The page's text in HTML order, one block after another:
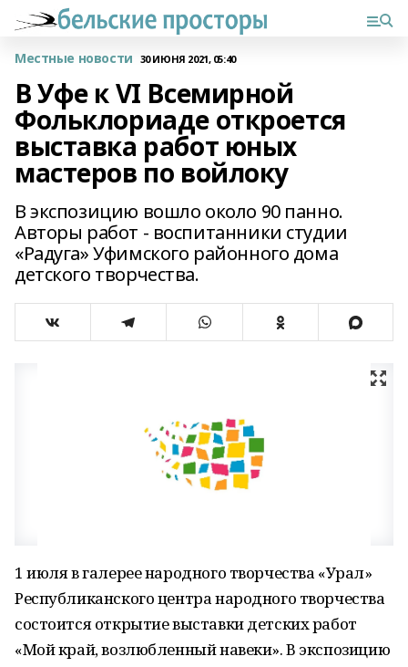
Местные новости 30 ИЮНЯ 2021, 05:40
В Уфе к VI Всемирной
Фольклориаде откроется
выставка работ юных
мастеров по войлоку
В экспозицию вошло около 90 панно.
Авторы работ - воспитанники студии
«Радуга» Уфимского районного дома
детского творчества.
1 июля в галерее народного творчества «Урал»
Республиканского центра народного творчества
состоится открытие выставки детских работ
«Мой край, возлюбленный навеки». В экспозицию